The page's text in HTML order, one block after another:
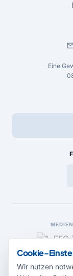
Eine
Cookie-
Wir nutzen